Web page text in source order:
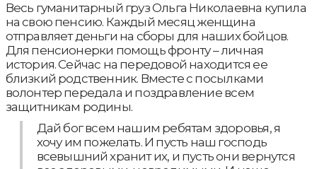
Весь гуманитарный груз Ольга Николаевна купила
на свою пенсию. Каждый месяц женщина
отправляет деньги на сборы для наших бойцов.
Для пенсионерки помощь фронту – личная
история. Сейчас на передовой находится ее
близкий родственник. Вместе с посылками
волонтер передала и поздравление всем
защитникам родины.
Дай бог всем нашим ребятам здоровья, я
хочу им пожелать. И пусть наш господь
всевышний хранит их, и пусть они вернутся